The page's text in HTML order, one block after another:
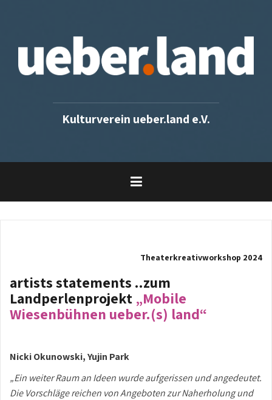
Kulturverein ueber.land e.V.
Theaterkreativworkshop 2024
artists statements ..zum
Landperlenprojekt „Mobile
Wiesenbühnen ueber.(s) land“
Nicki Okunowski, Yujin Park
„Ein weiter Raum an Ideen wurde aufgerissen und angedeutet.
Die Vorschläge reichen von Angeboten zur Naherholung und